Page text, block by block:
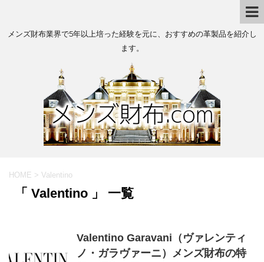
メンズ財布業界で5年以上培った経験を元に、おすすめの革製品を紹介し
ます。
HOME > Valentino
「 Valentino 」 一覧
Valentino Garavani（ヴァレンティ
ノ・ガラヴァーニ）メンズ財布の特